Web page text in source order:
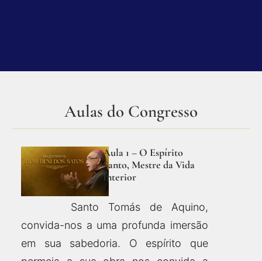
Aulas do Congresso
Aula 1 – O Espírito
Santo, Mestre da Vida
Interior
Santo Tomás de Aquino,
convida-nos a uma profunda imersão
em sua sabedoria. O espírito que